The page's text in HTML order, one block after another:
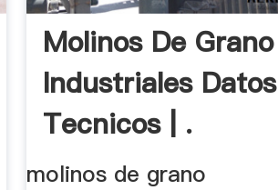
Molinos De Grano
Industriales Datos
Tecnicos | .
molinos de grano